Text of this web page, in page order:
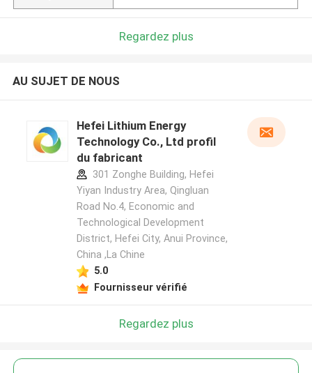
Regardez plus
AU SUJET DE NOUS
Hefei Lithium Energy
Technology Co., Ltd profil
du fabricant
301 Zonghe Building, Hefei
Yiyan Industry Area, Qingluan
Road No.4, Economic and
Technological Development
District, Hefei City, Anui Province,
China ,La Chine
5.0
Fournisseur vérifié
Regardez plus